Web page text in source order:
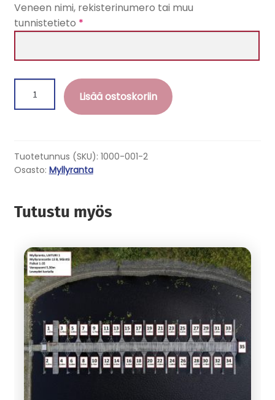
Veneen nimi, rekisterinumero tai muu
tunnistetieto *
Myllyranta,
laituri
Lisää ostoskoriin
Tuotetunnus (SKU): 1000-001-2
Osasto: Myllyranta
Tutustu myös
Tällä
tuotteella
on
useampi
muunnelma.
Voit
tehdä
valinnat
tuotteen
sivulla.